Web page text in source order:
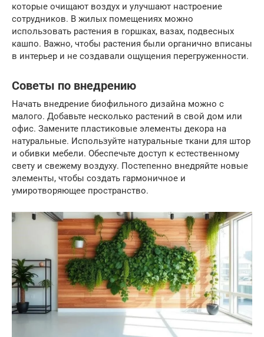
которые очищают воздух и улучшают настроение
сотрудников. В жилых помещениях можно
использовать растения в горшках, вазах, подвесных
кашпо. Важно, чтобы растения были органично вписаны
в интерьер и не создавали ощущения перегруженности.
Советы по внедрению
Начать внедрение биофильного дизайна можно с
малого. Добавьте несколько растений в свой дом или
офис. Замените пластиковые элементы декора на
натуральные. Используйте натуральные ткани для штор
и обивки мебели. Обеспечьте доступ к естественному
свету и свежему воздуху. Постепенно внедряйте новые
элементы, чтобы создать гармоничное и
умиротворяющее пространство.